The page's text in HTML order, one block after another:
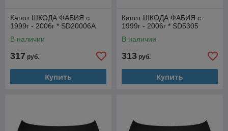
Капот ШКОДА ФАБИЯ с
1999г - 2006г * SD20006A
В наличии
317 руб.
Купить
Капот ШКОДА ФАБИЯ с
1999г - 2006г * SD5305
В наличии
313 руб.
Купить